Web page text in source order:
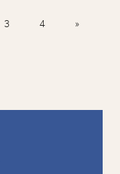
3 4 »